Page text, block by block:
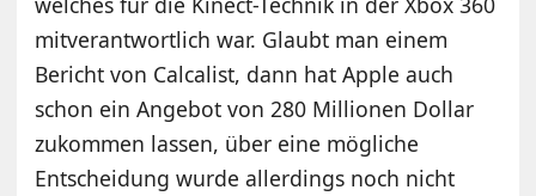
mitverantwortlich war. Glaubt man einem
Bericht von Calcalist, dann hat Apple auch
schon ein Angebot von 280 Millionen Dollar
zukommen lassen, über eine mögliche
Entscheidung wurde allerdings noch nicht